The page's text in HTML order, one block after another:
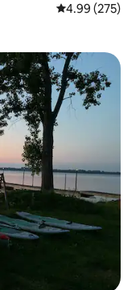
Rating medju
4.99 (275)